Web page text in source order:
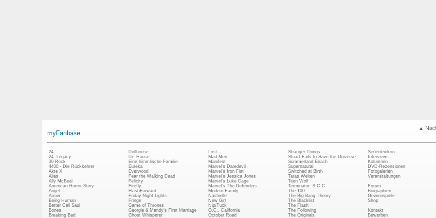
▲
myFanbase
24
24: Legacy
30 Rock
4400 - Die Rückkehrer
Akte X
Alias
Ally McBeal
American Horror Story
Angel
Arrow
Being Human
Better Call Saul
Bones
Breaking Bad
Dollhouse
Dr. House
Eine himmlische Familie
Eureka
Everwood
Fear the Walking Dead
Felicity
Firefly
FlashForward
Friday Night Lights
Fringe
Game of Thrones
Georgie & Mandy's First Marriage
Ghost Whisperer
Lost
Mad Men
Manifest
Marvel's Daredevil
Marvel's Iron Fist
Marvel's Jessica Jones
Marvel's Luke Cage
Marvel's The Defenders
Modern Family
Nashville
New Girl
Nip/Tuck
O.C., California
October Road
Stranger Things
Stuart Fails to Save the Universe
Summerland Beach
Supernatural
Switched at Birth
Taras Welten
Teen Wolf
Terminator: S.C.C.
The 100
The Big Bang Theory
The Blacklist
The Flash
The Following
The Originals
Serienlexikon
Interviews
Kolumnen
DVD-Rezensionen
Fotogalerien
Veranstaltungen
Forum
Biographien
Gewinnspiele
Shop
Kontakt
Bewerben